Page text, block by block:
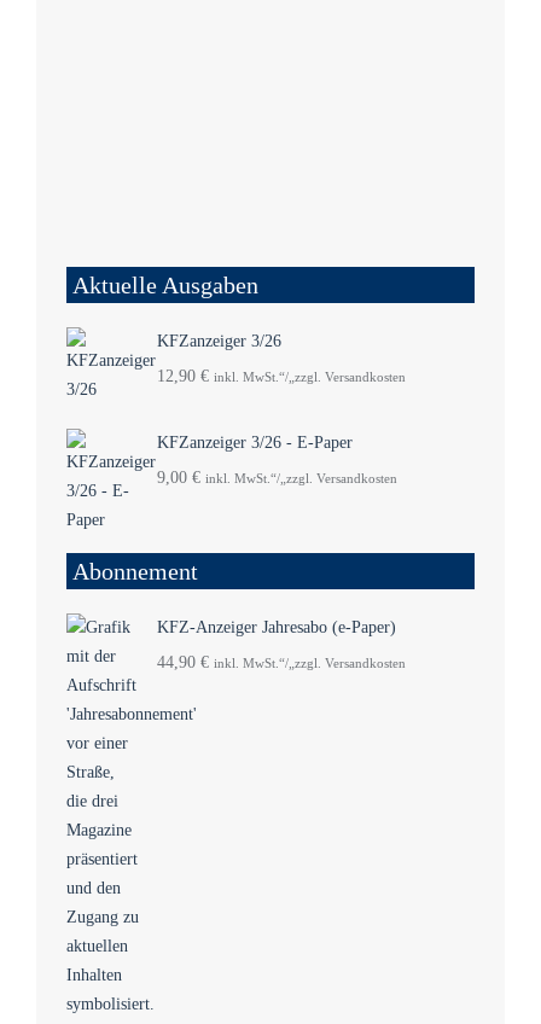
Aktuelle Ausgaben
KFZanzeiger 3/26
12,90 € inkl. MwSt.“/„zzgl. Versandkosten
KFZanzeiger 3/26 - E-Paper
9,00 € inkl. MwSt.“/„zzgl. Versandkosten
Abonnement
KFZ-Anzeiger Jahresabo (e-Paper)
44,90 € inkl. MwSt.“/„zzgl. Versandkosten